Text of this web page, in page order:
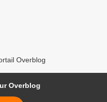
Overblog
Overblog